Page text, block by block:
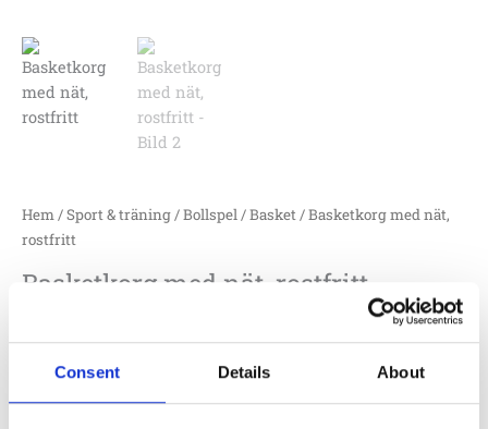
Consent Details About
Hem/Sport & träning/Bollspel/Basket/ Basketkorg med nät,
rostfritt
Basketkorg med nät, rostfritt
4 500:-